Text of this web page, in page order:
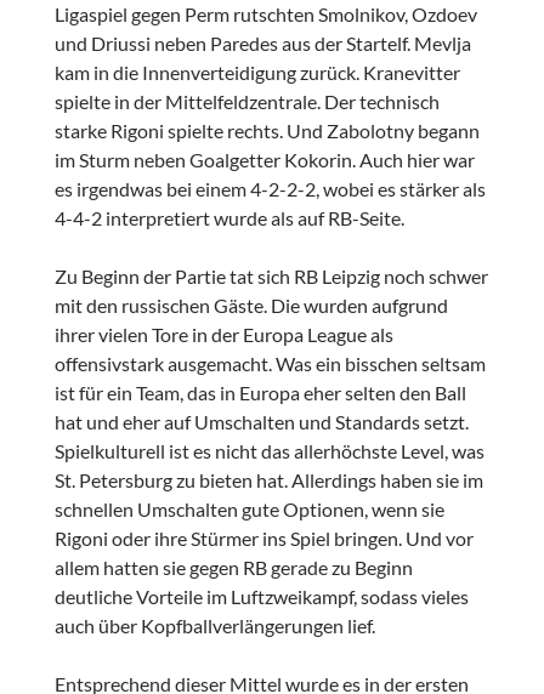
Ligaspiel gegen Perm rutschten Smolnikov, Ozdoev
und Driussi neben Paredes aus der Startelf. Mevlja
kam in die Innenverteidigung zurück. Kranevitter
spielte in der Mittelfeldzentrale. Der technisch
starke Rigoni spielte rechts. Und Zabolotny begann
im Sturm neben Goalgetter Kokorin. Auch hier war
es irgendwas bei einem 4-2-2-2, wobei es stärker als
4-4-2 interpretiert wurde als auf RB-Seite.
Zu Beginn der Partie tat sich RB Leipzig noch schwer
mit den russischen Gäste. Die wurden aufgrund
ihrer vielen Tore in der Europa League als
offensivstark ausgemacht. Was ein bisschen seltsam
ist für ein Team, das in Europa eher selten den Ball
hat und eher auf Umschalten und Standards setzt.
Spielkulturell ist es nicht das allerhöchste Level, was
St. Petersburg zu bieten hat. Allerdings haben sie im
schnellen Umschalten gute Optionen, wenn sie
Rigoni oder ihre Stürmer ins Spiel bringen. Und vor
allem hatten sie gegen RB gerade zu Beginn
deutliche Vorteile im Luftzweikampf, sodass vieles
auch über Kopfballverlängerungen lief.
Entsprechend dieser Mittel wurde es in der ersten